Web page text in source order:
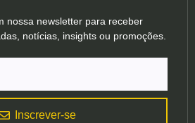
nossa newsletter para receber
notícias, insights ou promoções.
Inscrever-se